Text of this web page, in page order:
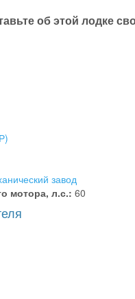
об этой лодке
завод
мотора, л.с.: 60